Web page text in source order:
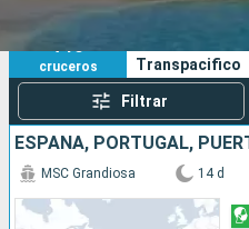
Puertos
710
cruceros
Transpacifico
Filtrar
MSC Grandiosa 14 d